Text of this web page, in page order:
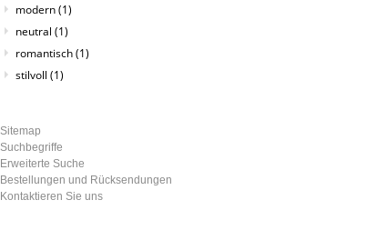
modern(1)
neutral (1)
romantisch(1)
stilvoll (1)
Sitemap
Suchbegriffe
Erweiterte Suche
Bestellungen und Rücksendungen
Kontaktieren Sie uns